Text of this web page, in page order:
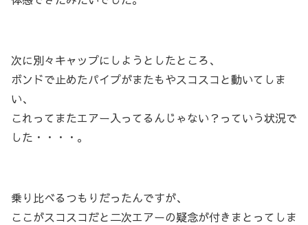
次に別々キャップにしようとしたところ、
ボンドで止めたパイプがまたもやスコスコと動いてしま
い、
これってまたエアー入ってるんじゃない？っていう状況で
した・・・・。
乗り比べるつもりだったんですが、
ここがスコスコだと二次エアーの疑念が付きまとってしま